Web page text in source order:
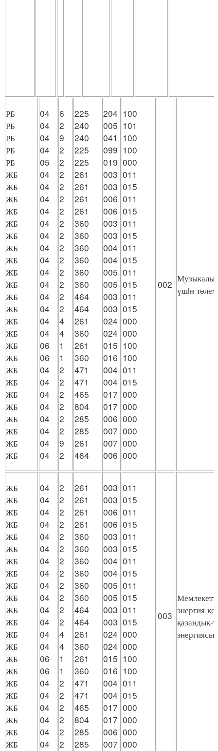
РБ
РБ
РБ
РБ
РБ
ЖБ
ЖБ
ЖБ
ЖБ
ЖБ
ЖБ
ЖБ
ЖБ
ЖБ
ЖБ
ЖБ
ЖБ
ЖБ
ЖБ
ЖБ
ЖБ
ЖБ
ЖБ
ЖБ
ЖБ
ЖБ
ЖБ
ЖБ
ЖБ
04
04
04
04
05
04
04
04
04
04
04
04
04
04
04
04
04
04
04
06
06
04
04
04
04
04
04
04
04
6
2
9
2
2
2
2
2
2
2
2
2
2
2
2
2
2
4
4
1
1
2
2
2
2
2
2
9
2
225
240
240
225
225
261
261
261
261
360
360
360
360
360
360
464
464
261
360
261
360
471
471
465
804
285
285
261
464
204
005
041
099
019
003
003
006
006
003
003
004
004
005
005
003
003
024
024
015
016
004
004
017
017
006
007
007
006
100
101
100
100
000
011
015
011
015
011
015
011
015
011
015
011
015
000
000
100
100
011
015
000
000
000
000
000
000
002 үшiн төлем
ЖБ
ЖБ
ЖБ
ЖБ
ЖБ
ЖБ
ЖБ
ЖБ
ЖБ
ЖБ
ЖБ
ЖБ
ЖБ
ЖБ
ЖБ
ЖБ
ЖБ
ЖБ
ЖБ
ЖБ
ЖБ
ЖБ
04
04
04
04
04
04
04
04
04
04
04
04
04
04
06
06
04
04
04
04
04
04
2
2
2
2
2
2
2
2
2
2
2
2
4
4
1
1
2
2
2
2
2
2
261
261
261
261
360
360
360
360
360
360
464
464
261
360
261
360
471
471
465
804
285
285
003
003
006
006
003
003
004
004
005
005
003
003
024
024
015
016
004
004
017
017
006
007
011
015
011
015
011
015
011
015
011
015
011
015
000
000
100
100
011
015
000
000
000
000
003 энергия
қазандық-